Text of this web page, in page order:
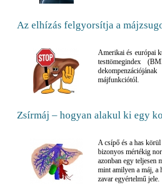
Az elhízás felgyorsítja a
Amerikai és európai
testtömegindex
májfunkciótól.
Zsírmáj – hogyan alakul ki egy
A csípő és a has
bizonyos mértékig
azonban egy teljesen
mint amilyen a máj, a
zavar egyértelmű jele.